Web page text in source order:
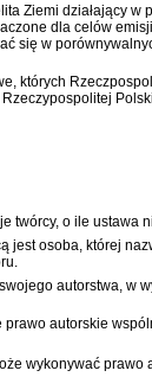
Ziemi działający
dla celów
się w
których
twórcy, o ile ustawa
jest osoba, której
autorstwa, w
prawo autorskie
wykonywać